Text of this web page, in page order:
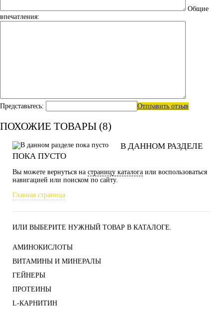
Общие
впечатления:
Представьтесь: Отправить отзыв
ПОХОЖИЕ ТОВАРЫ (8)
В ДАННОМ РАЗДЕЛЕ
ПОКА ПУСТО
Вы можете вернуться на страницу каталога или воспользоваться
навигацией или поиском по сайту.
Главная страница
ИЛИ ВЫБЕРИТЕ НУЖНЫЙ ТОВАР В КАТАЛОГЕ.
АМИНОКИСЛОТЫ
ВИТАМИНЫ И МИНЕРАЛЫ
ГЕЙНЕРЫ
ПРОТЕИНЫ
L-КАРНИТИН